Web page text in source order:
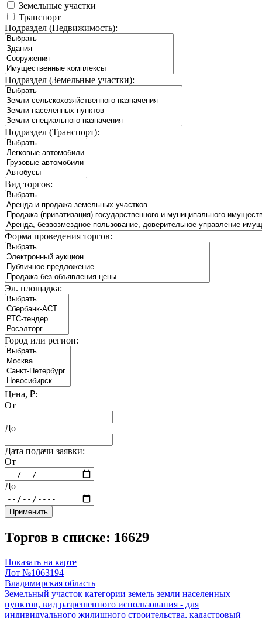
Земельные участки
Транспорт
Подраздел (Недвижимость):
Подраздел (Земельные участки):
Подраздел (Транспорт):
Вид торгов:
Форма проведения торгов:
Эл. площадка:
Город или регион:
Цена, ₽:
От
До
Дата подачи заявки:
От
До
Применить
Торгов в списке: 16629
Показать на карте
Лот №1063194
Владимирская область
Земельный участок категории земель земли населенных
пунктов, вид разрешенного использования - для
индивидуального жилищного строительства, кадастровый